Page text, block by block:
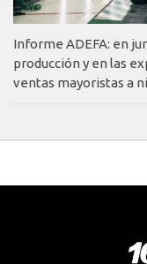
Informe ADEFA: en
producción y en las
ventas mayoristas a